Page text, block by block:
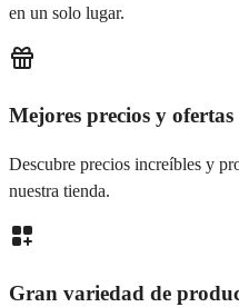
en un solo lugar.
Mejores precios y ofertas
Descubre precios increíbles y
nuestra tienda.
Gran variedad de